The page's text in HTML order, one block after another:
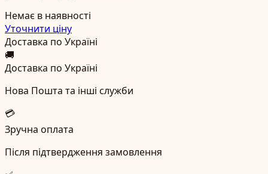
Немає в наявності
Уточнити ціну
Доставка по Україні
🚚
Доставка по Україні
Нова Пошта та інші служби
💳
Зручна оплата
Після підтвердження замовлення